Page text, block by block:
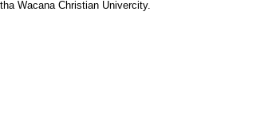
Wacana Christian Univercity.